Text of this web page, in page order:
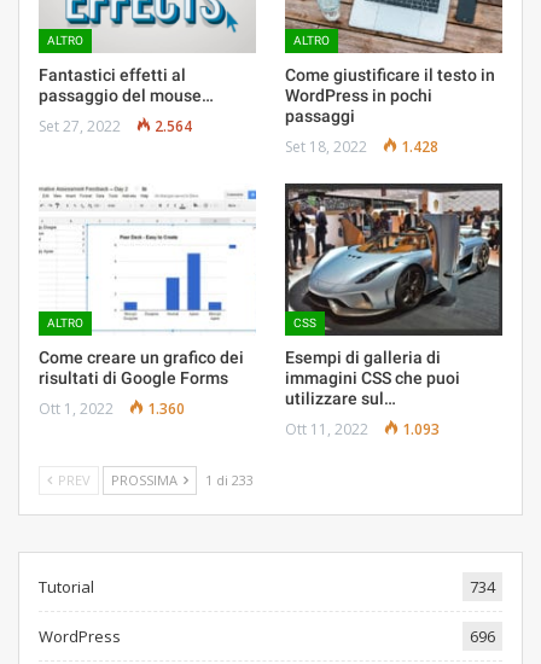
ALTRO
Fantastici effetti al
passaggio del mouse…
Set 27, 2022 2.564
ALTRO
Come giustificare il testo in
WordPress in pochi
passaggi
Set 18, 2022 1.428
ALTRO
Come creare un grafico dei
risultati di Google Forms
Ott 1, 2022 1.360
CSS
Esempi di galleria di
immagini CSS che puoi
utilizzare sul…
Ott 11, 2022 1.093
PREV PROSSIMA 1 di 233
Tutorial 734
WordPress 696